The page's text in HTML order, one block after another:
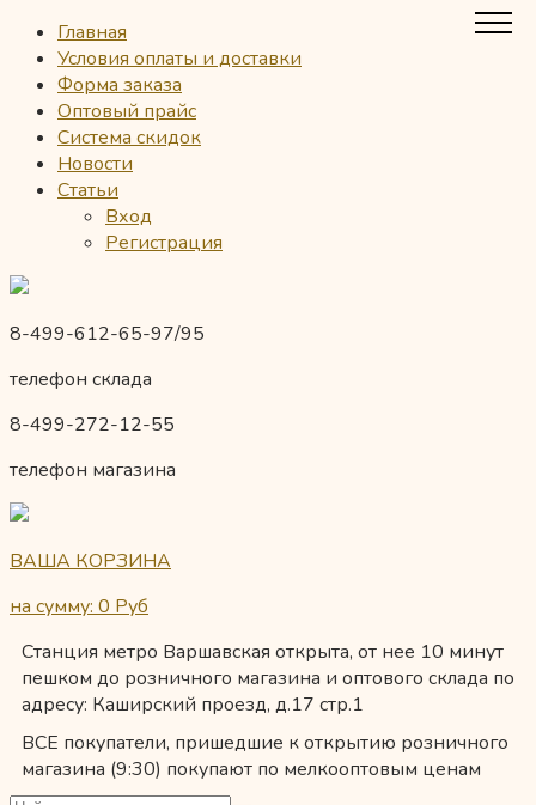
Главная
Условия оплаты и доставки
Форма заказа
Оптовый прайс
Система скидок
Новости
Статьи
Вход
Регистрация
8-499-612-65-97/95
телефон склада
8-499-272-12-55
телефон магазина
ВАША КОРЗИНА
на сумму: 0 Руб
Станция метро Варшавская открыта, от нее 10 минут
пешком до розничного магазина и оптового склада по
адресу: Каширский проезд, д.17 стр.1
ВСЕ покупатели, пришедшие к открытию розничного
магазина (9:30) покупают по мелкооптовым ценам